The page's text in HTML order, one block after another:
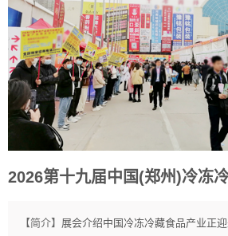
2026第十九届中国(郑州)冷冻
【简介】 展会介绍中国冷冻冷藏食品产业正迎